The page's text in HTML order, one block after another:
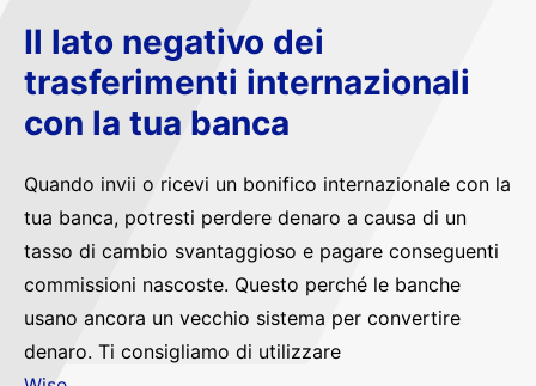
Il lato negativo dei
trasferimenti internazionali
con la tua banca
Quando invii o ricevi un bonifico internazionale con la
tua banca, potresti perdere denaro a causa di un
tasso di cambio svantaggioso e pagare conseguenti
commissioni nascoste. Questo perché le banche
usano ancora un vecchio sistema per convertire
denaro. Ti consigliamo di utilizzare